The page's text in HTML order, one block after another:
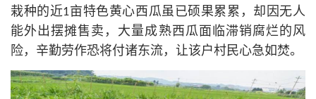
栽种的近1亩特色黄心西瓜虽已硕果累累，却因无人
能外出摆摊售卖，大量成熟西瓜面临滞销腐烂的风
险，辛勤劳作恐将付诸东流，让该户村民心急如焚。